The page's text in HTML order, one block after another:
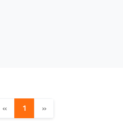
« 1 »